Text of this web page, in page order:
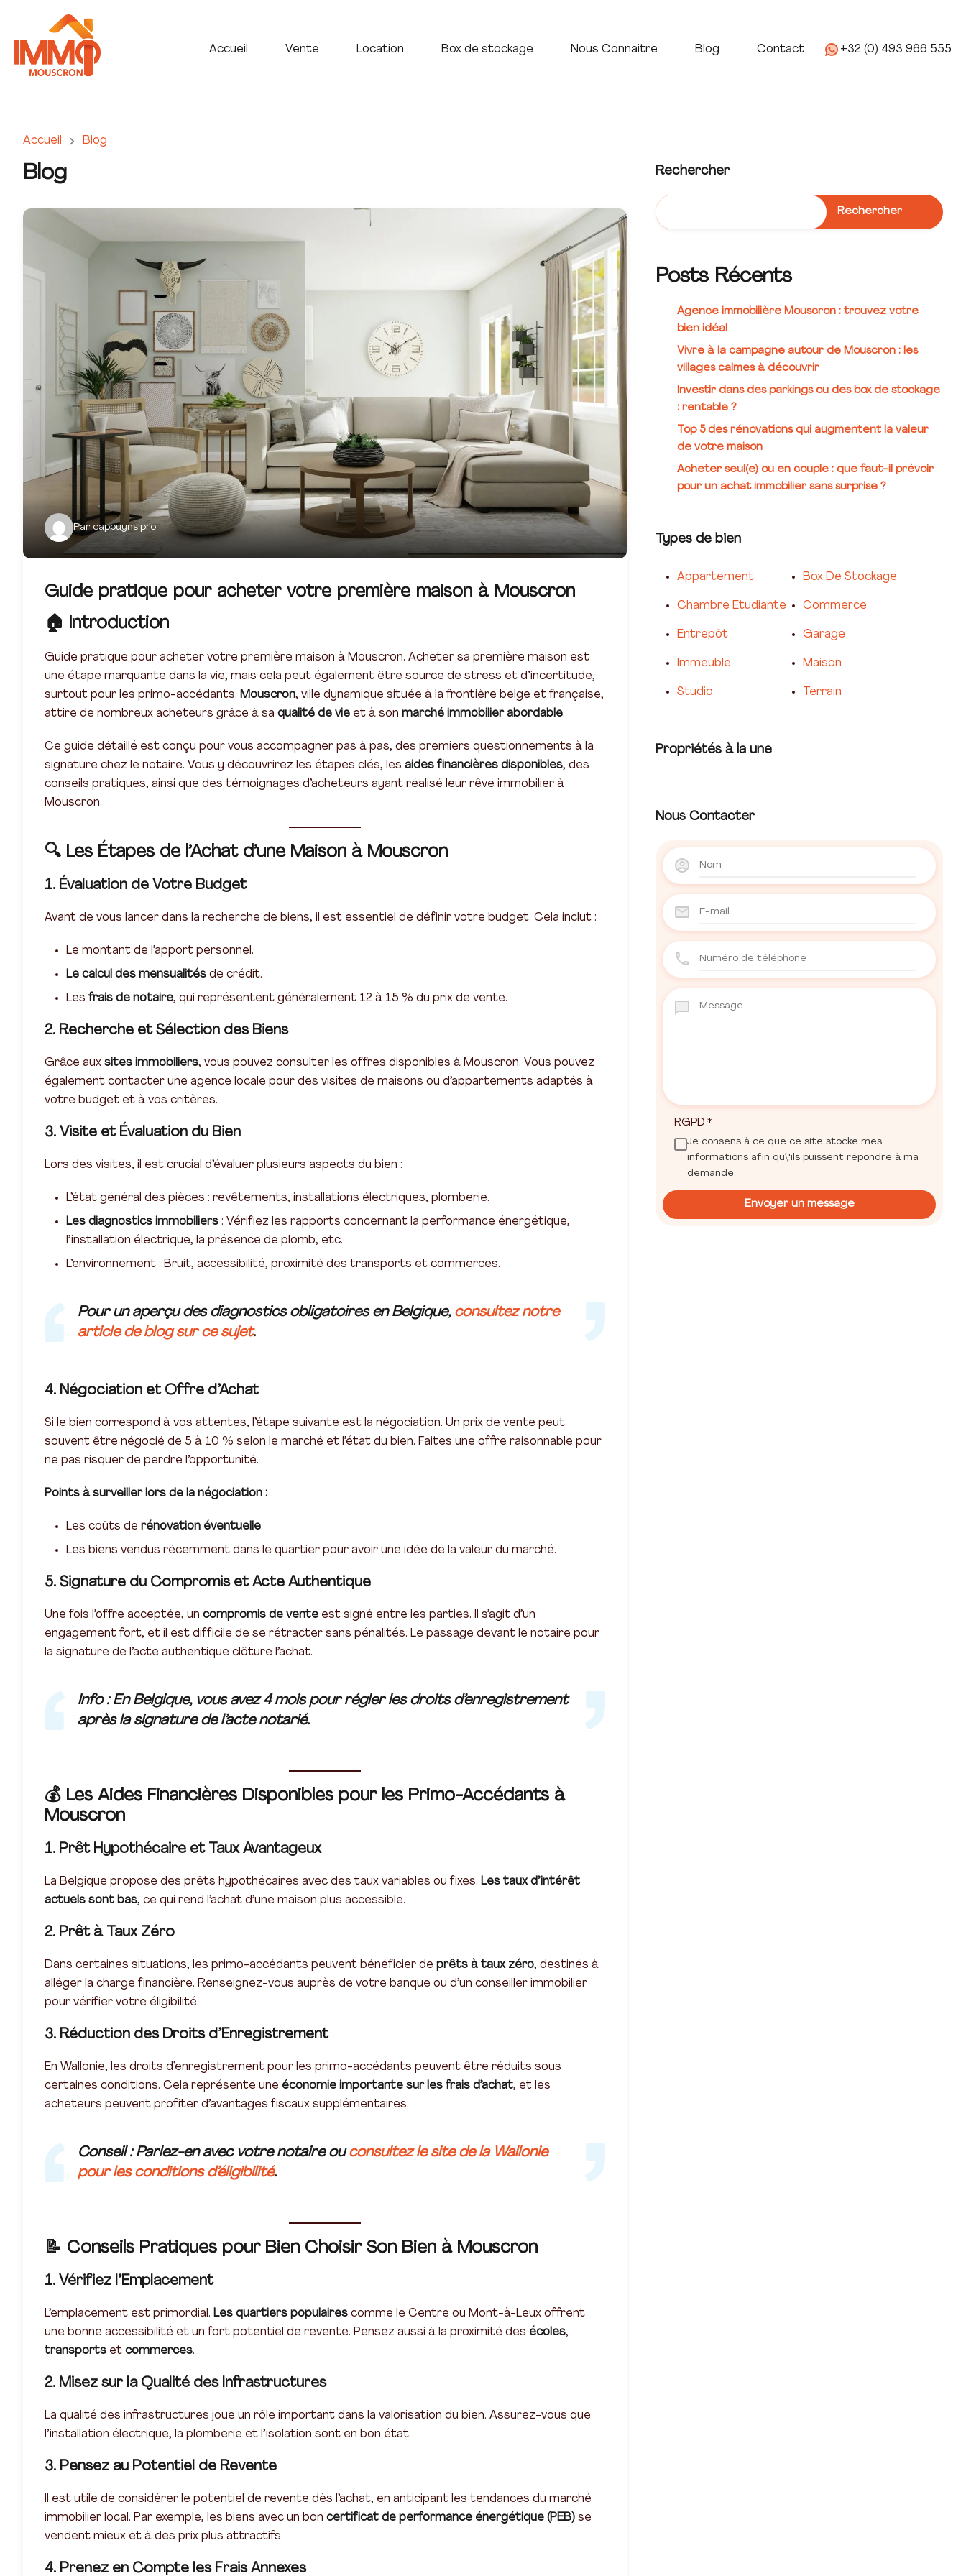
Accueil Vente Location Box de stockage Nous Connaitre Blog Contact
Accueil Vente Location Box de stockage Nous Connaitre Blog Contact +32 (0) 493 966 555
Accueil Blog
Blog
Par cappuyns.pro
Guide pratique pour acheter votre première maison à Mouscron
🏠 Introduction
Guide pratique pour acheter votre première maison à Mouscron. Acheter sa première maison est
une étape marquante dans la vie, mais cela peut également être source de stress et d’incertitude,
surtout pour les primo-accédants. Mouscron, ville dynamique située à la frontière belge et française,
attire de nombreux acheteurs grâce à sa qualité de vie et à son marché immobilier abordable.
Ce guide détaillé est conçu pour vous accompagner pas à pas, des premiers questionnements à la
signature chez le notaire. Vous y découvrirez les étapes clés, les aides financières disponibles, des
conseils pratiques, ainsi que des témoignages d’acheteurs ayant réalisé leur rêve immobilier à
Mouscron.
🔍 Les Étapes de l’Achat d’une Maison à Mouscron
1. Évaluation de Votre Budget
Avant de vous lancer dans la recherche de biens, il est essentiel de définir votre budget. Cela inclut :
Le montant de l’apport personnel.
Le calcul des mensualités de crédit.
Les frais de notaire, qui représentent généralement 12 à 15 % du prix de vente.
2. Recherche et Sélection des Biens
Grâce aux sites immobiliers, vous pouvez consulter les offres disponibles à Mouscron. Vous pouvez
également contacter une agence locale pour des visites de maisons ou d’appartements adaptés à
votre budget et à vos critères.
3. Visite et Évaluation du Bien
Lors des visites, il est crucial d’évaluer plusieurs aspects du bien :
L’état général des pièces : revêtements, installations électriques, plomberie.
Les diagnostics immobiliers : Vérifiez les rapports concernant la performance énergétique,
l’installation électrique, la présence de plomb, etc.
L’environnement : Bruit, accessibilité, proximité des transports et commerces.
Pour un aperçu des diagnostics obligatoires en Belgique, consultez notre
article de blog sur ce sujet.
4. Négociation et Offre d’Achat
Si le bien correspond à vos attentes, l’étape suivante est la négociation. Un prix de vente peut
souvent être négocié de 5 à 10 % selon le marché et l’état du bien. Faites une offre raisonnable pour
ne pas risquer de perdre l’opportunité.
Points à surveiller lors de la négociation :
Les coûts de rénovation éventuelle.
Les biens vendus récemment dans le quartier pour avoir une idée de la valeur du marché.
5. Signature du Compromis et Acte Authentique
Une fois l’offre acceptée, un compromis de vente est signé entre les parties. Il s’agit d’un
engagement fort, et il est difficile de se rétracter sans pénalités. Le passage devant le notaire pour
la signature de l’acte authentique clôture l’achat.
Info: En Belgique, vous avez 4 mois pour régler les droits d’enregistrement
après la signature de l’acte notarié.
💰 Les Aides Financières Disponibles pour les Primo-Accédants à
Mouscron
1. Prêt Hypothécaire et Taux Avantageux
La Belgique propose des prêts hypothécaires avec des taux variables ou fixes. Les taux d’intérêt
actuels sont bas, ce qui rend l’achat d’une maison plus accessible.
2. Prêt à Taux Zéro
Dans certaines situations, les primo-accédants peuvent bénéficier de prêts à taux zéro, destinés à
alléger la charge financière. Renseignez-vous auprès de votre banque ou d’un conseiller immobilier
pour vérifier votre éligibilité.
3. Réduction des Droits d’Enregistrement
En Wallonie, les droits d’enregistrement pour les primo-accédants peuvent être réduits sous
certaines conditions. Cela représente une économie importante sur les frais d’achat, et les
acheteurs peuvent profiter d’avantages fiscaux supplémentaires.
Conseil: Parlez-en avec votre notaire ouconsultez le site de la Wallonie
pour les conditions d’éligibilité.
📝 Conseils Pratiques pour Bien Choisir Son Bien à Mouscron
1. Vérifiez l’Emplacement
L’emplacement est primordial. Les quartiers populaires comme le Centre ou Mont-à-Leux offrent
une bonne accessibilité et un fort potentiel de revente. Pensez aussi à la proximité des écoles,
transports et commerces.
2. Misez sur la Qualité des Infrastructures
La qualité des infrastructures joue un rôle important dans la valorisation du bien. Assurez-vous que
l’installation électrique, la plomberie et l’isolation sont en bon état.
3. Pensez au Potentiel de Revente
Il est utile de considérer le potentiel de revente dès l’achat, en anticipant les tendances du marché
immobilier local. Par exemple, les biens avec un bon certificat de performance énergétique (PEB) se
vendent mieux et à des prix plus attractifs.
4. Prenez en Compte les Frais Annexes
Rechercher
Rechercher
Posts Récents
Agence immobilière Mouscron : trouvez votre
bien idéal
Vivre à la campagne autour de Mouscron : les
villages calmes à découvrir
Investir dans des parkings ou des box de stockage
: rentable ?
Top 5 des rénovations qui augmentent la valeur
de votre maison
Acheter seul(e) ou en couple : que faut-il prévoir
pour un achat immobilier sans surprise ?
Types de bien
Appartement Box De Stockage
Chambre Etudiante Commerce
Entrepôt Garage
Immeuble Maison
Studio Terrain
Propriétés à la une
Nous Contacter
RGPD *
Je consens à ce que ce site stocke mes
informations afin qu\'ils puissent répondre à ma
demande.